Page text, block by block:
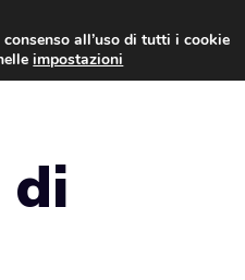
AUTO NEWS
di
all’uso di tutti i cookie
impostazioni